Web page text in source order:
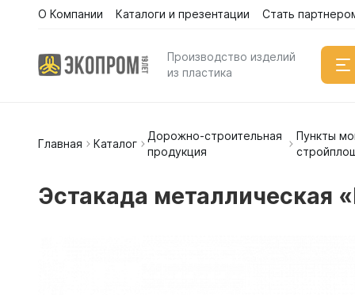
О Компании Каталоги и презентации Стать
Производство изделий
из пластика
Главная Каталог
Дорожно-строительная
продукция
Пункты
Эстакада металлическая